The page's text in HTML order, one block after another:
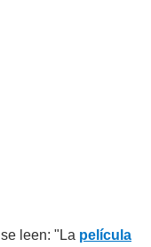
se leen: "La película